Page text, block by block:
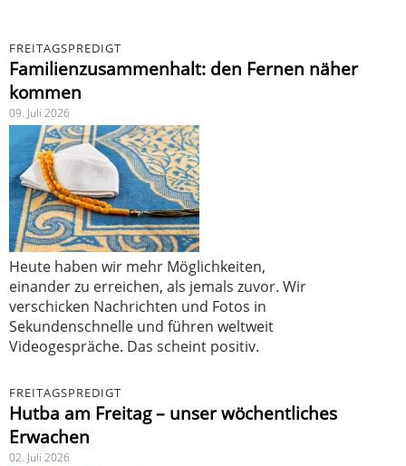
FREITAGSPREDIGT
Familienzusammenhalt: den Fernen näher
kommen
09. Juli 2026
Heute haben wir mehr Möglichkeiten,
einander zu erreichen, als jemals zuvor. Wir
verschicken Nachrichten und Fotos in
Sekundenschnelle und führen weltweit
Videogespräche. Das scheint positiv.
FREITAGSPREDIGT
Hutba am Freitag – unser wöchentliches
Erwachen
02. Juli 2026